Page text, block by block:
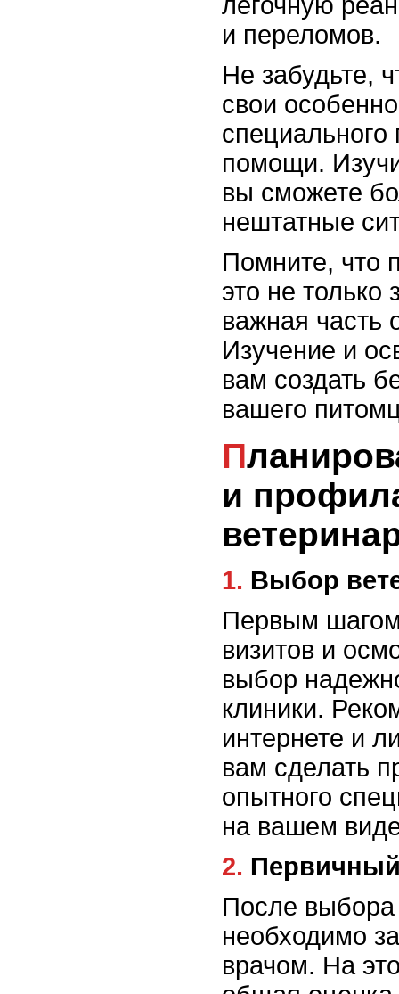
и переломов.
Не забудьте,
свои
специального
помощи.
вы сможете
нештатные
Помните, что
это не
важная часть
Изучение и
вам создать
вашего
Планирование графика визитов
и
1. Выбор
Первым
визитов и
выбор
клиники.
интернете и
вам сделать
опытного
на вашем
2.
После выбора
необходимо
врачом. На